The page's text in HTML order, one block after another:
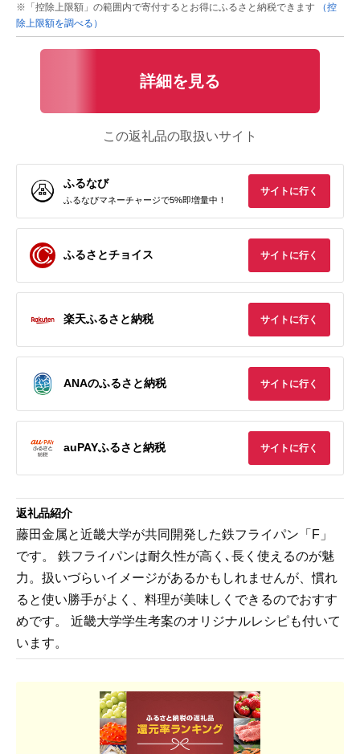
※「控除上限額」の範囲内で寄付するとお得にふるさと納税できます
（控
除上限額を調べる）
詳細を見る
この返礼品の取扱いサイト
ふるなび
ふるなびマネーチャージで5%即増量中！
サイトに行く
ふるさとチョイス サイトに行く
楽天ふるさと納税 サイトに行く
ANAのふるさと納税 サイトに行く
auPAYふるさと納税 サイトに行く
返礼品紹介
藤田金属と近畿大学が共同開発した鉄フライパン「F」
です。 鉄フライパンは耐久性が高く､長く使えるのが魅
力。扱いづらいイメージがあるかもしれませんが、慣れ
ると使い勝手がよく、料理が美味しくできるのでおすす
めです。 近畿大学学生考案のオリジナルレシピも付いて
います。